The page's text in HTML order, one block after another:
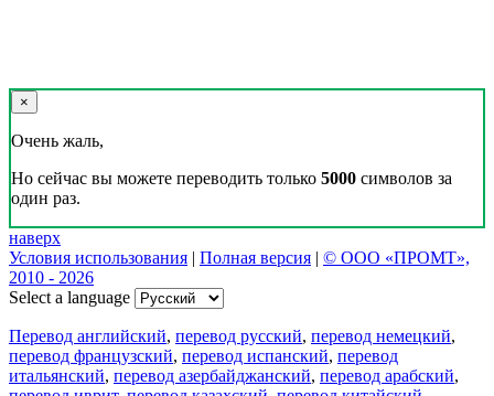
×
Очень жаль,
Но сейчас вы можете переводить только 5000 символов за
один раз.
наверх
Условия использования | Полная версия | © ООО «ПРОМТ»,
2010 - 2026
Select a language
Перевод английский, перевод русский, перевод немецкий,
перевод французский, перевод испанский, перевод
итальянский, перевод азербайджанский, перевод арабский,